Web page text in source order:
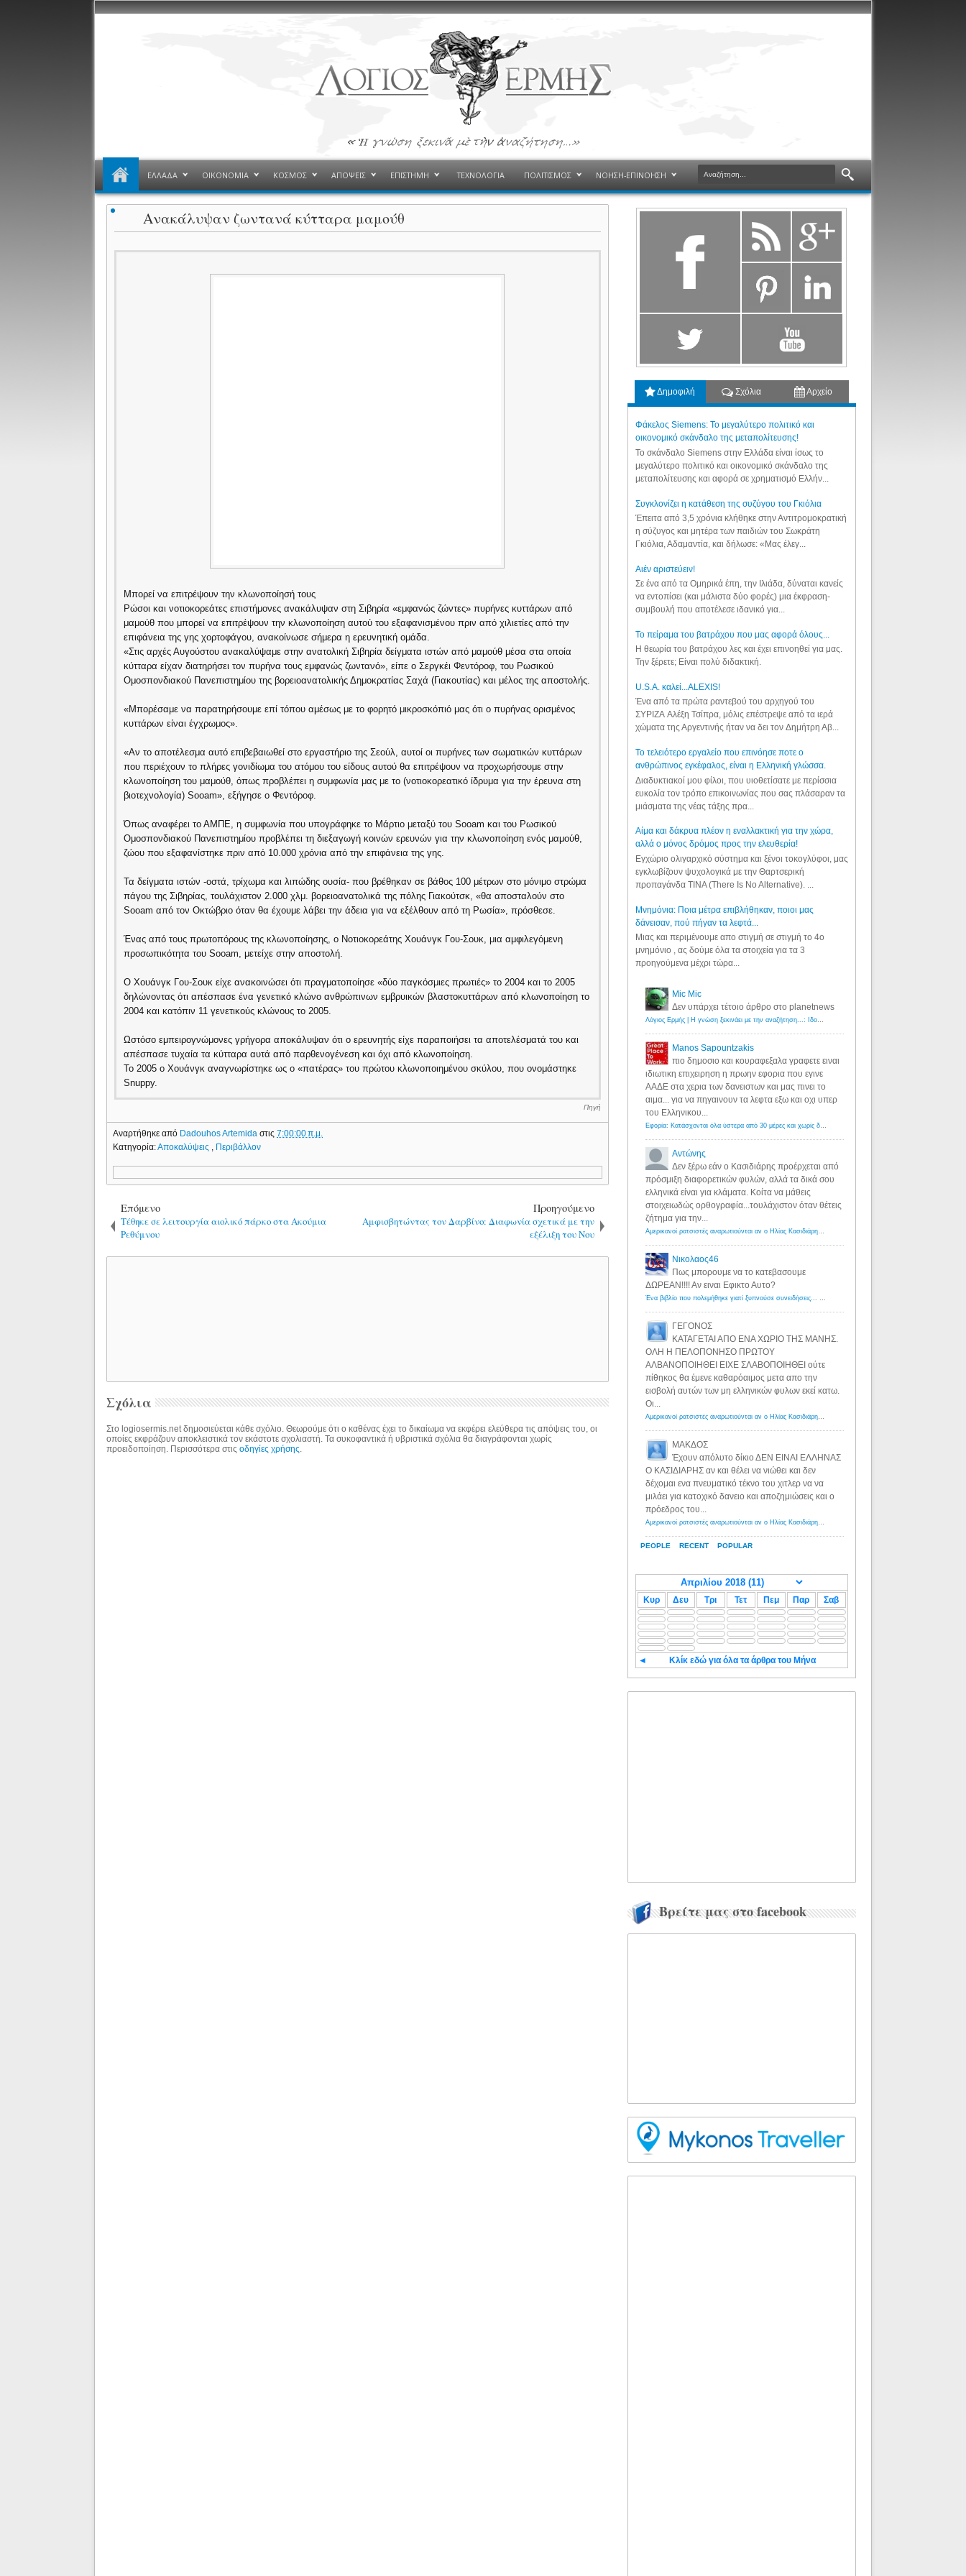
ΕΛΛΑΔΑ ΟΙΚΟΝΟΜΙΑ ΚΟΣΜΟΣ ΑΠΟΨΕΙΣ ΕΠΙΣΤΗΜΗ ΤΕΧΝΟΛΟΓΙΑ ΠΟΛΙΤΙΣΜΟΣ ΝΟΗΣΗ-ΕΠΙΝΟΗΣΗ
Ανακάλυψαν ζωντανά κύτταρα μαμούθ
Μπορεί να επιτρέψουν την κλωνοποίησή τους
Ρώσοι και νοτιοκορεάτες επιστήμονες ανακάλυψαν στη Σιβηρία «εμφανώς ζώντες» πυρήνες κυττάρων από
μαμούθ που μπορεί να επιτρέψουν την κλωνοποίηση αυτού του εξαφανισμένου πριν από χιλιετίες από την
επιφάνεια της γης χορτοφάγου, ανακοίνωσε σήμερα η ερευνητική ομάδα.
«Στις αρχές Αυγούστου ανακαλύψαμε στην ανατολική Σιβηρία δείγματα ιστών από μαμούθ μέσα στα οποία
κύτταρα είχαν διατηρήσει τον πυρήνα τους εμφανώς ζωντανό», είπε ο Σεργκέι Φεντόροφ, του Ρωσικού
Ομοσπονδιακού Πανεπιστημίου της βορειοανατολικής Δημοκρατίας Σαχά (Γιακουτίας) και μέλος της αποστολής.
«Μπορέσαμε να παρατηρήσουμε επί τόπου αμέσως με το φορητό μικροσκόπιό μας ότι ο πυρήνας ορισμένος
κυττάρων είναι έγχρωμος».
«Αν το αποτέλεσμα αυτό επιβεβαιωθεί στο εργαστήριο της Σεούλ, αυτοί οι πυρήνες των σωματικών κυττάρων
που περιέχουν το πλήρες γονιδίωμα του ατόμου του είδους αυτού θα επιτρέψουν να προχωρήσουμε στην
κλωνοποίηση του μαμούθ, όπως προβλέπει η συμφωνία μας με το (νοτιοκορεατικό ίδρυμα για την έρευνα στη
βιοτεχνολογία) Sooam», εξήγησε ο Φεντόροφ.
Όπως αναφέρει το ΑΜΠΕ, η συμφωνία που υπογράφηκε το Μάρτιο μεταξύ του Sooam και του Ρωσικού
Ομοσπονδιακού Πανεπιστημίου προβλέπει τη διεξαγωγή κοινών ερευνών για την κλωνοποίηση ενός μαμούθ,
ζώου που εξαφανίστηκε πριν από 10.000 χρόνια από την επιφάνεια της γης.
Τα δείγματα ιστών -οστά, τρίχωμα και λιπώδης ουσία- που βρέθηκαν σε βάθος 100 μέτρων στο μόνιμο στρώμα
πάγου της Σιβηρίας, τουλάχιστον 2.000 χλμ. βορειοανατολικά της πόλης Γιακούτσκ, «θα αποσταλούν στο
Sooam από τον Οκτώβριο όταν θα έχουμε λάβει την άδεια για να εξέλθουν από τη Ρωσία», πρόσθεσε.
Ένας από τους πρωτοπόρους της κλωνοποίησης, ο Νοτιοκορεάτης Χουάνγκ Γου-Σουκ, μια αμφιλεγόμενη
προσωπικότητα του Sooam, μετείχε στην αποστολή.
Ο Χουάνγκ Γου-Σουκ είχε ανακοινώσει ότι πραγματοποίησε «δύο παγκόσμιες πρωτιές» το 2004 και το 2005
δηλώνοντας ότι απέσπασε ένα γενετικό κλώνο ανθρώπινων εμβρυικών βλαστοκυττάρων από κλωνοποίηση το
2004 και κατόπιν 11 γενετικούς κλώνους το 2005.
Ωστόσο εμπειρογνώμονες γρήγορα αποκάλυψαν ότι ο ερευνητής είχε παραποιήσει τα αποτελέσματά του και
απέσπασε τυχαία τα κύτταρα αυτά από παρθενογένεση και όχι από κλωνοποίηση.
Το 2005 ο Χουάνγκ αναγνωρίστηκε ως ο «πατέρας» του πρώτου κλωνοποιημένου σκύλου, που ονομάστηκε
Snuppy.
Πηγή
Αναρτήθηκε από Dadouhos Artemidaστις7:00:00 π.μ.
Κατηγορία:Αποκαλύψεις Περιβάλλον
Επόμενο
Τέθηκε σε λειτουργία αιολικό πάρκο στα Ακούμια
Ρεθύμνου
Προηγούμενο
Αμφισβητώντας τον Δαρβίνο: Διαφωνία σχετικά με την
εξέλιξη του Νου
Σχόλια
Στο logiosermis.net δημοσιεύεται κάθε σχόλιο. Θεωρούμε ότι ο καθένας έχει το δικαίωμα να εκφέρει ελεύθερα τις απόψεις του, οι
οποίες εκφράζουν αποκλειστικά τον εκάστοτε σχολιαστή. Τα συκοφαντικά ή υβριστικά σχόλια θα διαγράφονται χωρίς
προειδοποίηση. Περισσότερα στιςοδηγίες χρήσης
Δημοφιλή Σχόλια Αρχείο
Φάκελος Siemens: Το μεγαλύτερο πολιτικό και
οικονομικό σκάνδαλο της μεταπολίτευσης!
Το σκάνδαλο Siemens στην Ελλάδα είναι ίσως το
μεγαλύτερο πολιτικό και οικονομικό σκάνδαλο της
μεταπολίτευσης και αφορά σε χρηματισμό Ελλήν...
Συγκλονίζει η κατάθεση της συζύγου του Γκιόλια
Έπειτα από 3,5 χρόνια κλήθηκε στην Αντιτρομοκρατική
η σύζυγος και μητέρα των παιδιών του Σωκράτη
Γκιόλια, Αδαμαντία, και δήλωσε: «Μας έλεγ...
Aιέν αριστεύειν!
Σε ένα από τα Ομηρικά έπη, την Ιλιάδα, δύναται κανείς
να εντοπίσει (και μάλιστα δύο φορές) μια έκφραση-
συμβουλή που αποτέλεσε ιδανικό για...
Το πείραμα του βατράχου που μας αφορά όλους...
Η θεωρία του βατράχου λες και έχει επινοηθεί για μας.
Την ξέρετε; Είναι πολύ διδακτική.
U.S.A. καλεί...ALEXIS!
Ένα από τα πρώτα ραντεβού του αρχηγού του
ΣΥΡΙΖΑ Αλέξη Τσίπρα, μόλις επέστρεψε από τα ιερά
χώματα της Αργεντινής ήταν να δει τον Δημήτρη Αβ...
Το τελειότερο εργαλείο που επινόησε ποτε ο
ανθρώπινος εγκέφαλος, είναι η Ελληνική γλώσσα.
Διαδυκτιακοί μου φίλοι, που υιοθετίσατε με περίσσια
ευκολία τον τρόπο επικοινωνίας που σας πλάσαραν τα
μιάσματα της νέας τάξης πρα...
Αίμα και δάκρυα πλέον η εναλλακτική για την χώρα,
αλλά ο μόνος δρόμος προς την ελευθερία!
Εγχώριο ολιγαρχικό σύστημα και ξένοι τοκογλύφοι, μας
εγκλωβίζουν ψυχολογικά με την Θαρτσερική
προπαγάνδα TINA (There Is No Alternative). ...
Μνημόνια: Ποια μέτρα επιβλήθηκαν, ποιοι μας
δάνεισαν, πού πήγαν τα λεφτά...
Μιας και περιμένουμε απο στιγμή σε στιγμή το 4ο
μνημόνιο , ας δούμε όλα τα στοιχεία για τα 3
προηγούμενα μέχρι τώρα...
PEOPLE RECENT POPULAR
Mic Mic
Δεν υπάρχει τέτοιο άρθρο στο planetnews
Λόγιος Ερμής | Η γνώση ξεκινάει με την αναζήτηση...: Ιδού οι 18 που χρωστούν 11 δις ευρώ!
Manos Sapountzakis
πιο δημοσιο και κουραφεξαλα γραφετε ειναι
ιδιωτικη επιχειρηση η πρωην εφορια που εγινε
ΑΑΔΕ στα χερια των δανειστων και μας πινει το
αιμα... για να πηγαινουν τα λεφτα εξω και οχι υπερ
του Ελληνικου...
Εφορία: Κατάσχονται όλα ύστερα από 30 μέρες και χωρίς δικαστικές αποφάσεις - Λόγιος Ερμής
Αντώνης
Δεν ξέρω εάν ο Κασιδιάρης προέρχεται από
πρόσμιξη διαφορετικών φυλών, αλλά τα δικά σου
ελληνικά είναι για κλάματα. Κοίτα να μάθεις
στοιχειωδώς ορθογραφία...τουλάχιστον όταν θέτεις
ζήτημα για την...
Αμερικανοί ρατσιστές αναρωτιούνται αν ο Ηλίας Κασιδιάρης ανήκει στη λευκή φυλή... - Λόγιος Ερμής
Νικολαος46
Πως μπορουμε να το κατεβασουμε
ΔΩΡΕΑΝ!!!! Αν ειναι Εφικτο Αυτο?
Ένα βιβλίο που πολεμήθηκε γιατί ξυπνούσε συνειδήσεις... - Λόγιος Ερμής | Η γνώση ξεκινάει με την αναζήτηση...
ΓΕΓΟΝΟΣ
ΚΑΤΑΓΕΤΑΙ ΑΠΟ ΕΝΑ ΧΩΡΙΟ ΤΗΣ ΜΑΝΗΣ.
ΟΛΗ Η ΠΕΛΟΠΟΝΗΣΟ ΠΡΩΤΟΥ
ΑΛΒΑΝΟΠΟΙΗΘΕΙ ΕΙΧΕ ΣΛΑΒΟΠΟΙΗΘΕΙ ούτε
πίθηκος θα έμενε καθαρόαιμος μετα απο την
εισβολή αυτών των μη ελληνικών φυλων εκεί κατω.
Οι...
Αμερικανοί ρατσιστές αναρωτιούνται αν ο Ηλίας Κασιδιάρης ανήκει στη λευκή φυλή... - Λόγιος Ερμής
ΜΑΚΔΟΣ
Έχουν απόλυτο δίκιο ΔΕΝ ΕΙΝΑΙ ΕΛΛΗΝΑΣ
Ο ΚΑΣΙΔΙΑΡΗΣ αν και θέλει να νιώθει και δεν
δέχομαι ενα πνευματικό τέκνο του χιτλερ να να
μιλάει για κατοχικό δανειο και αποζημιώσεις και ο
πρόεδρος του...
Αμερικανοί ρατσιστές αναρωτιούνται αν ο Ηλίας Κασιδιάρης ανήκει στη λευκή φυλή... - Λόγιος Ερμής
Κυρ Δευ Τρι Τετ Πεμ Παρ Σαβ
◄ Κλίκ εδώ για όλα τα άρθρα του Μήνα
Βρείτε μας στο facebook